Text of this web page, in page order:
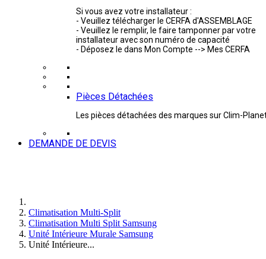
Si vous avez votre installateur :
- Veuillez télécharger le CERFA d'ASSEMBLAGE
- Veuillez le remplir, le faire tamponner par votre
installateur avec son numéro de capacité
- Déposez le dans Mon Compte --> Mes CERFA
Pièces Détachées
Les pièces détachées des marques sur Clim-
DEMANDE DE DEVIS
Climatisation Multi-Split
Climatisation Multi Split Samsung
Unité Intérieure Murale Samsung
Unité Intérieure...